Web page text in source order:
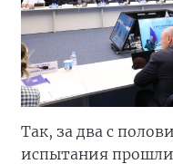
Так, за два с
испытания прошли